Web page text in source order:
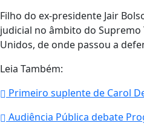
Filho do ex-presidente Jair
judicial no âmbito do Supremo
Unidos, de onde passou a
Leia Também:
Primeiro suplente de Carol
Audiência Pública debate